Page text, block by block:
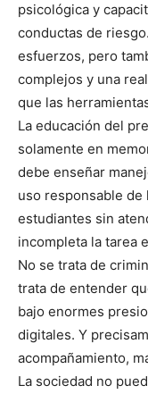
psicológica y
conductas de
esfuerzos, pero
complejos y una
que las
La educación del
solamente en
debe enseñar
uso responsable
estudiantes sin
incompleta la tarea
No se trata de
trata de entender
bajo enormes
digitales. Y
acompañamiento,
La sociedad no